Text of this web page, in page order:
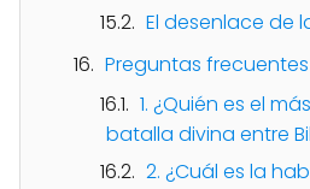
El desenlace de
Preguntas frecuentes
1. ¿Quién es el
batalla divina entre
2. ¿Cuál es la